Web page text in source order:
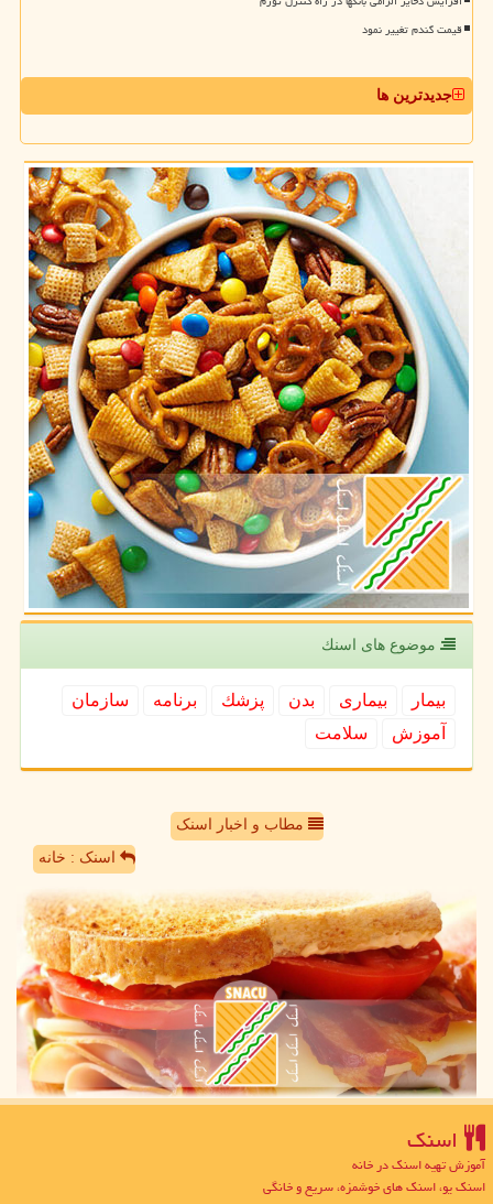
قیمت گندم تغییر نمود
جدیدترین ها
موضوع های اسنك
بیمار بیماری بدن پزشك برنامه
سازمان
آموزش
سلامت
مطاب و اخبار اسنک
اسنک : خانه
اسنك
آموزش تهیه اسنک در خانه
اسنک یو، اسنک های خوشمزه، سریع و خانگی